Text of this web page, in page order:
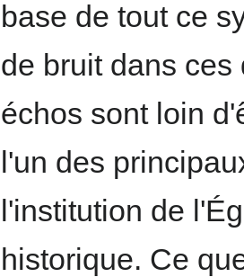
base de tout ce
de bruit dans
échos sont loin
l'un des
l'institution de
historique. Ce